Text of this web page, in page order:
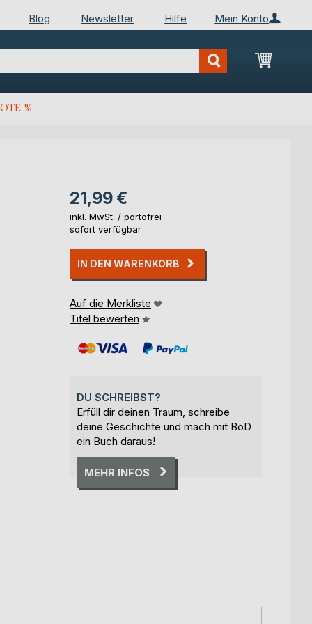
Mein Konto
Blog Newsletter Hilfe
Mein
%
21,99 €
inkl. MwSt. / portofrei
sofort verfügbar
IN DEN WARENKORB
Auf die Merkliste
Titel bewerten
DU SCHREIBST?
Erfüll dir deinen Traum, schreibe
deine Geschichte und mach mit BoD
ein Buch daraus!
MEHR INFOS